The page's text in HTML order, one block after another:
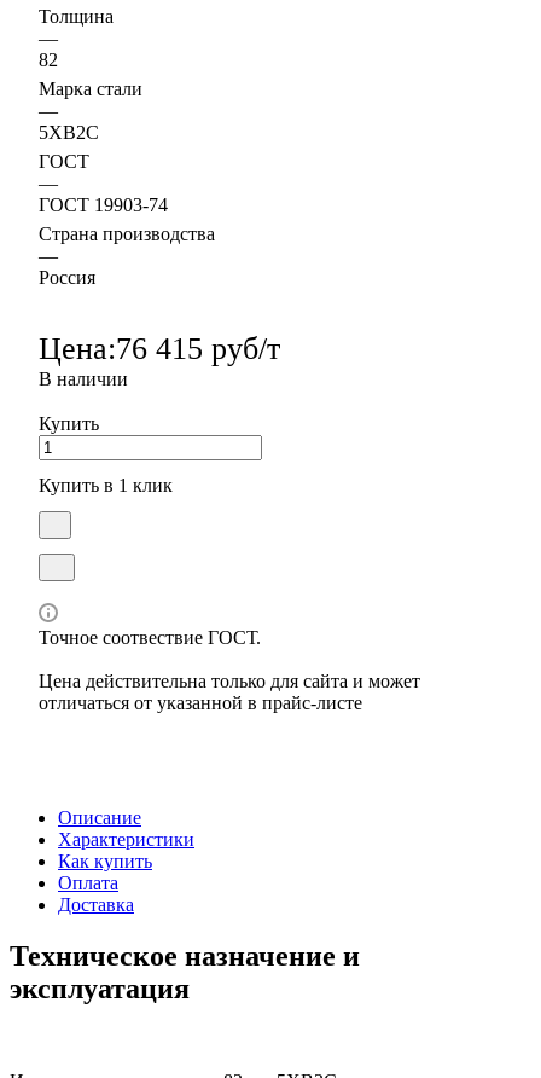
Толщина
—
82
Марка стали
—
5ХВ2С
ГОСТ
—
ГОСТ 19903-74
Страна производства
—
Россия
Цена:76 415 руб/т
В наличии
Купить
Купить в 1 клик
Точное соотвествие ГОСТ.
Цена действительна только для сайта и может
отличаться от указанной в прайс-листе
Описание
Характеристики
Как купить
Оплата
Доставка
Техническое назначение и
эксплуатация